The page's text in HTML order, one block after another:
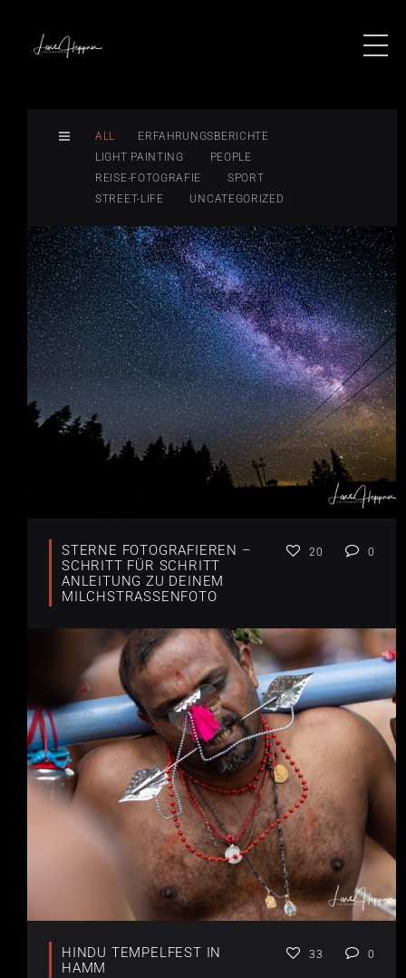
ALL
ERFAHRUNGSBERICHTE
LIGHT PAINTING
PEOPLE
REISE-FOTOGRAFIE
SPORT
STREET-LIFE
UNCATEGORIZED
STERNE FOTOGRAFIEREN –
SCHRITT FÜR SCHRITT
ANLEITUNG ZU DEINEM
MILCHSTRASSENFOTO
20 0
HINDU TEMPELFEST IN
HAMM
33 0